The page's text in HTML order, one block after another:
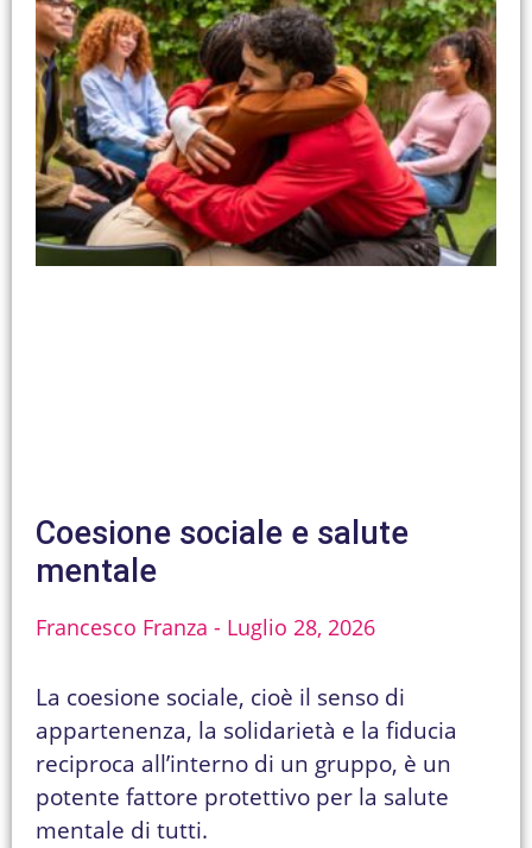
Coesione sociale e salute
mentale
Francesco Franza Luglio 28, 2026
La coesione sociale, cioè il senso di
appartenenza, la solidarietà e la fiducia
reciproca all’interno di un gruppo, è un
potente fattore protettivo per la salute
mentale di tutti.